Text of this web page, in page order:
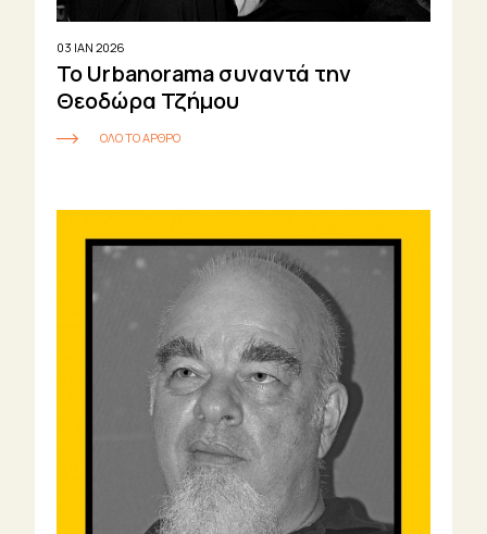
03 ΙΑΝ 2026
Το Urbanorama συναντά την
Θεοδώρα Τζήμου
ΟΛΟ ΤΟ ΑΡΘΡΟ